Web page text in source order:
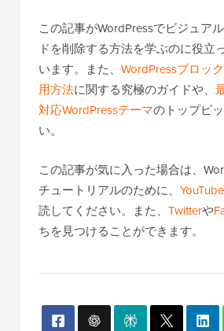
この記事がWordPressでビジュア
ドを削除する方法を学ぶのに役立
います。また、 WordPressブロッ
用方法に関する究極のガイドや、
対応WordPressテーマのトップピ
い。
この記事が気に入った場合は、
チュートリアルのために、
読してください。また、 Twitterや
ちを見つけることができます。